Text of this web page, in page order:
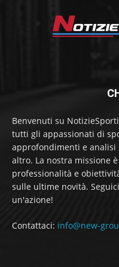
Benvenuti su
tutti gli appassionati di
approfondimenti e analisi
altro. La nostra missione
professionalità e
sulle ultime novità.
un'azione!
Contattaci: info@new-